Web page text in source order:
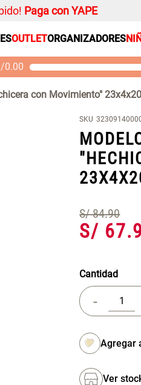
Paga con YAPE
OUTLETORGANIZADORES
0.00
con Movimiento"
SKU
S/ 84.90
S/ 67.
Cantidad
-
Ver
Mueble MDF y Madera
Bambú Inodoro con
Puerta 65x28x171 cm
S/ 261.00 S/